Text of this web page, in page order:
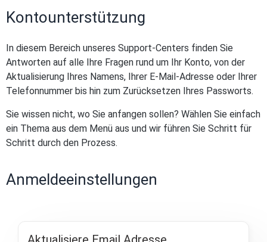
Kontounterstützung
In diesem Bereich unseres Support-Centers finden Sie
Antworten auf alle Ihre Fragen rund um Ihr Konto, von der
Aktualisierung Ihres Namens, Ihrer E-Mail-Adresse oder Ihrer
Telefonnummer bis hin zum Zurücksetzen Ihres Passworts.
Sie wissen nicht, wo Sie anfangen sollen? Wählen Sie einfach
ein Thema aus dem Menü aus und wir führen Sie Schritt für
Schritt durch den Prozess.
Anmeldeeinstellungen